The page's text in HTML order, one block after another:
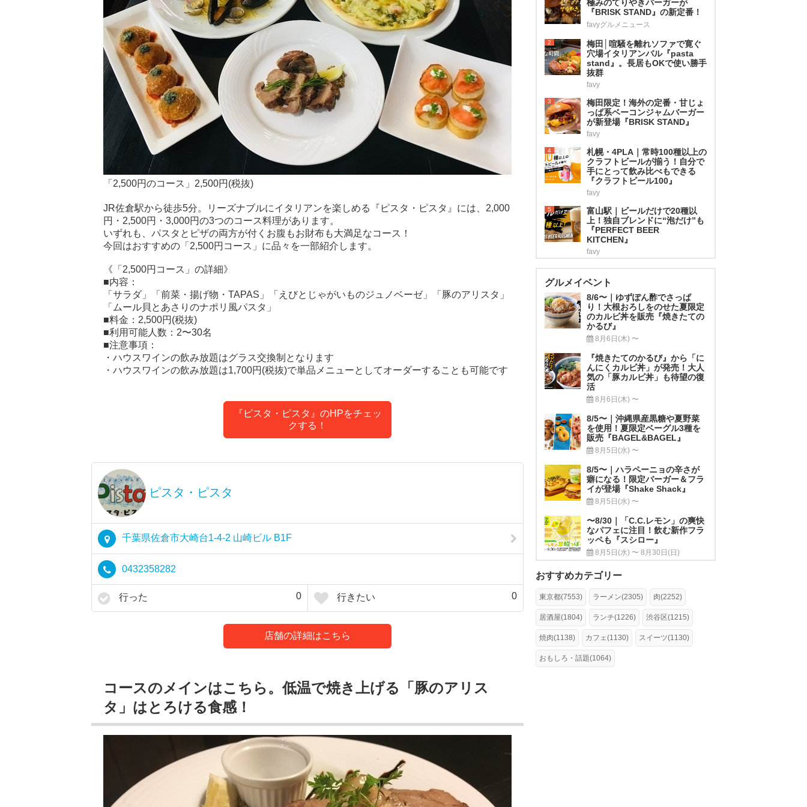
「2,500円のコース」2,500円(税抜)
JR佐倉駅から徒歩5分。リーズナブルにイタリアンを楽しめる『ピスタ・ピスタ』には、2,000
円・2,500円・3,000円の3つのコース料理があります。
いずれも、パスタとピザの両方が付くお腹もお財布も大満足なコース！
今回はおすすめの「2,500円コース」に品々を一部紹介します。
《「2,500円コース」の詳細》
■内容：
「サラダ」「前菜・揚げ物・TAPAS」「えびとじゃがいものジュノベーゼ」「豚のアリスタ」
「ムール貝とあさりのナポリ風パスタ」
■料金：2,500円(税抜)
■利用可能人数：2〜30名
■注意事項：
・ハウスワインの飲み放題はグラス交換制となります
・ハウスワインの飲み放題は1,700円(税抜)で単品メニューとしてオーダーすることも可能です
『ピスタ・ピスタ』のHPをチェッ
クする！
ピスタ・ピスタ
千葉県佐倉市大崎台1-4-2 山崎ビル B1F
0432358282
行った 0 行きたい 0
店舗の詳細はこちら
コースのメインはこちら。低温で焼き上げる「豚のアリス
タ」はとろける食感！
極みのてりやきバーガーが
『BRISK STAND』の新定番！
favyグルメニュース
2
梅田│喧騒を離れソファで寛ぐ
穴場イタリアンバル『pasta
stand』。長居もOKで使い勝手
抜群
favy
3
梅田限定！海外の定番・甘じょ
っぱ系ベーコンジャムバーガー
が新登場『BRISK STAND』
favy
4
札幌・4PLA｜常時100種以上の
クラフトビールが揃う！自分で
手にとって飲み比べもできる
『クラフトビール100』
favy
5
富山駅｜ビールだけで20種以
上！独自ブレンドに“泡だけ”も
『PERFECT BEER
KITCHEN』
favy
グルメイベント
8/6〜｜ゆずぽん酢でさっぱ
り！大根おろしをのせた夏限定
のカルビ丼を販売『焼きたての
かるび』
8月6日(木) 〜
『焼きたてのかるび』から「に
んにくカルビ丼」が発売！大人
気の「豚カルビ丼」も待望の復
活
8月6日(木) 〜
8/5〜｜沖縄県産黒糖や夏野菜
を使用！夏限定ベーグル3種を
販売『BAGEL&BAGEL』
8月5日(水) 〜
8/5〜｜ハラペーニョの辛さが
癖になる！限定バーガー＆フラ
イが登場『Shake Shack』
8月5日(水) 〜
〜8/30｜「C.C.レモン」の爽快
なパフェに注目！飲む新作フラ
ッペも『スシロー』
8月5日(水) 〜 8月30日(日)
おすすめカテゴリー
東京都(7553) ラーメン(2305) 肉(2252)
居酒屋(1804) ランチ(1226) 渋谷区(1215)
焼肉(1138) カフェ(1130) スイーツ(1130)
おもしろ・話題(1064)